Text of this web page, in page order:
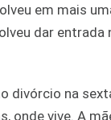
em mais
dar entrada
divórcio na
onde vive. A